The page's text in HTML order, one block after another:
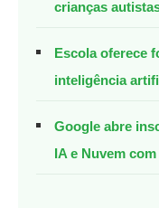
crianças
Escola oferece
inteligência
Google abre
IA e Nuvem